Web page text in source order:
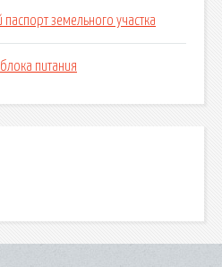
земельного участка
питания